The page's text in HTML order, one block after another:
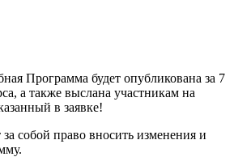
Программа будет опубликована за 7
а также выслана участникам на
в заявке!
собой право вносить изменения и